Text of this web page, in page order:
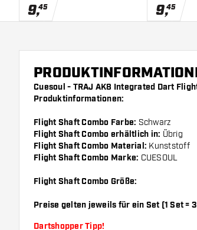
9,45 9,45
Cuesoul - TRAJ AK8 Integrated Dart
Produktinformationen:
Flight Shaft Combo Farbe: Schwarz
Flight Shaft Combo erhältlich in: Übrig
Flight Shaft Combo Material: Kunststoff
Flight Shaft Combo Marke: CUESOUL
Flight Shaft Combo Größe:
Preise gelten jeweils für ein Set (1 Set =
Dartshopper Tipp!